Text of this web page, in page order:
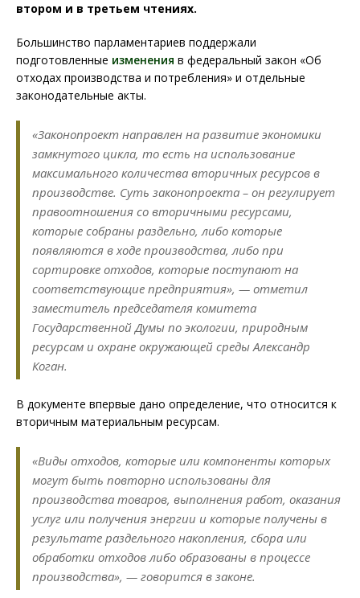
втором и в третьем чтениях.
Большинство парламентариев поддержали
подготовленные изменения в федеральный закон «Об
отходах производства и потребления» и отдельные
законодательные акты.
«Законопроект направлен на развитие экономики
замкнутого цикла, то есть на использование
максимального количества вторичных ресурсов в
производстве. Суть законопроекта – он регулирует
правоотношения со вторичными ресурсами,
которые собраны раздельно, либо которые
появляются в ходе производства, либо при
сортировке отходов, которые поступают на
соответствующие предприятия», — отметил
заместитель председателя комитета
Государственной Думы по экологии, природным
ресурсам и охране окружающей среды Александр
Коган.
В документе впервые дано определение, что относится к
вторичным материальным ресурсам.
«Виды отходов, которые или компоненты которых
могут быть повторно использованы для
производства товаров, выполнения работ, оказания
услуг или получения энергии и которые получены в
результате раздельного накопления, сбора или
обработки отходов либо образованы в процессе
производства», — говорится в законе.